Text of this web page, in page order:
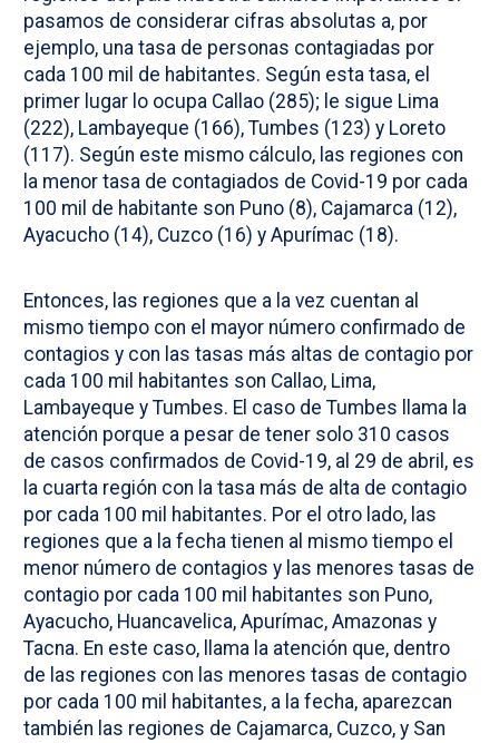
pasamos de considerar cifras absolutas a, por
ejemplo, una tasa de personas contagiadas por
cada 100 mil de habitantes. Según esta tasa, el
primer lugar lo ocupa Callao (285); le sigue Lima
(222), Lambayeque (166), Tumbes (123) y Loreto
(117). Según este mismo cálculo, las regiones con
la menor tasa de contagiados de Covid-19 por cada
100 mil de habitante son Puno (8), Cajamarca (12),
Ayacucho (14), Cuzco (16) y Apurímac (18).
Entonces, las regiones que a la vez cuentan al
mismo tiempo con el mayor número confirmado de
contagios y con las tasas más altas de contagio por
cada 100 mil habitantes son Callao, Lima,
Lambayeque y Tumbes. El caso de Tumbes llama la
atención porque a pesar de tener solo 310 casos
de casos confirmados de Covid-19, al 29 de abril, es
la cuarta región con la tasa más de alta de contagio
por cada 100 mil habitantes. Por el otro lado, las
regiones que a la fecha tienen al mismo tiempo el
menor número de contagios y las menores tasas de
contagio por cada 100 mil habitantes son Puno,
Ayacucho, Huancavelica, Apurímac, Amazonas y
Tacna. En este caso, llama la atención que, dentro
de las regiones con las menores tasas de contagio
por cada 100 mil habitantes, a la fecha, aparezcan
también las regiones de Cajamarca, Cuzco, y San